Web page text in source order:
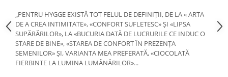
Editura Vellant
Editura Verba
„PENTRU HYGGE EXISTĂ TOT FELUL DE DEFINIŢII, DE LA « ARTA
DE A CREA INTIMITATE», «CONFORT SUFLETESC» ŞI «LIPSA
SUPĂRĂRILOR», LA «BUCURIA DATĂ DE LUCRURILE CE INDUC O
STARE DE BINE», «STAREA DE CONFORT ÎN PREZENŢA
SEMENILOR» ŞI, VARIANTA MEA PREFERATĂ, «CIOCOLATĂ
FIERBINTE LA LUMINA LUMÂNĂRILOR»...